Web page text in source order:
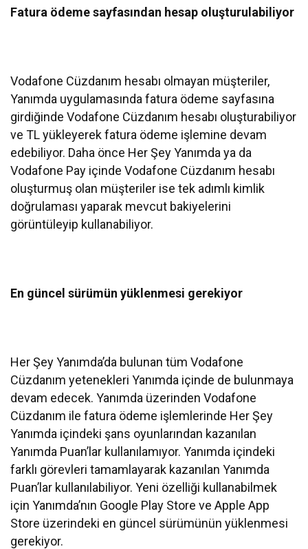
Fatura ödeme sayfasından hesap oluşturulabiliyor
Vodafone Cüzdanım hesabı olmayan müşteriler,
Yanımda uygulamasında fatura ödeme sayfasına
girdiğinde Vodafone Cüzdanım hesabı oluşturabiliyor
ve TL yükleyerek fatura ödeme işlemine devam
edebiliyor. Daha önce Her Şey Yanımda ya da
Vodafone Pay içinde Vodafone Cüzdanım hesabı
oluşturmuş olan müşteriler ise tek adımlı kimlik
doğrulaması yaparak mevcut bakiyelerini
görüntüleyip kullanabiliyor.
En güncel sürümün yüklenmesi gerekiyor
Her Şey Yanımda’da bulunan tüm Vodafone
Cüzdanım yetenekleri Yanımda içinde de bulunmaya
devam edecek. Yanımda üzerinden Vodafone
Cüzdanım ile fatura ödeme işlemlerinde Her Şey
Yanımda içindeki şans oyunlarından kazanılan
Yanımda Puan’lar kullanılamıyor. Yanımda içindeki
farklı görevleri tamamlayarak kazanılan Yanımda
Puan’lar kullanılabiliyor. Yeni özelliği kullanabilmek
için Yanımda’nın Google Play Store ve Apple App
Store üzerindeki en güncel sürümünün yüklenmesi
gerekiyor.